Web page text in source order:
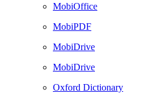
MobiOffice
MobiPDF
MobiDrive
MobiDrive
Oxford Dictionary